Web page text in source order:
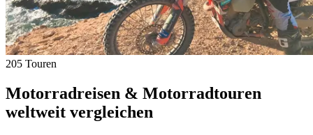
205 Touren
Motorradreisen & Motorradtouren
weltweit vergleichen